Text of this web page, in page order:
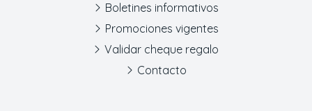
Boletines informativos
Promociones vigentes
Validar cheque regalo
Contacto